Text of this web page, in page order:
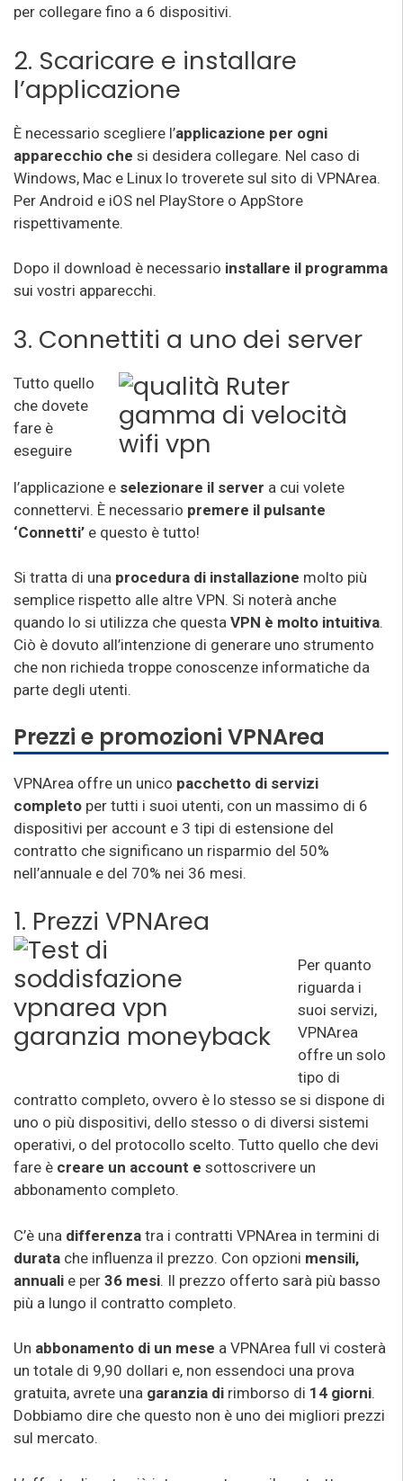
per collegare fino a 6 dispositivi.
2. Scaricare e installare
l’applicazione
È necessario scegliere l’applicazione per ogni
apparecchio che si desidera collegare. Nel caso di
Windows, Mac e Linux lo troverete sul sito di VPNArea.
Per Android e iOS nel PlayStore o AppStore
rispettivamente.
Dopo il download è necessario installare il programma
sui vostri apparecchi.
3. Connettiti a uno dei server
Tutto quello
che dovete
fare è
eseguire
l’applicazione e selezionare il server a cui volete
connettervi. È necessario premere il pulsante
‘Connetti’ e questo è tutto!
Si tratta di una procedura di installazione molto più
semplice rispetto alle altre VPN. Si noterà anche
quando lo si utilizza che questa VPN è molto intuitiva.
Ciò è dovuto all’intenzione di generare uno strumento
che non richieda troppe conoscenze informatiche da
parte degli utenti.
Prezzi e promozioni VPNArea
VPNArea offre un unico pacchetto di servizi
completo per tutti i suoi utenti, con un massimo di 6
dispositivi per account e 3 tipi di estensione del
contratto che significano un risparmio del 50%
nell’annuale e del 70% nei 36 mesi.
1. Prezzi VPNArea
Per quanto
riguarda i
suoi servizi,
VPNArea
offre un solo
tipo di
contratto completo, ovvero è lo stesso se si dispone di
uno o più dispositivi, dello stesso o di diversi sistemi
operativi, o del protocollo scelto. Tutto quello che devi
fare è creare un account e sottoscrivere un
abbonamento completo.
C’è una differenza tra i contratti VPNArea in termini di
durata che influenza il prezzo. Con opzioni mensili,
annuali e per 36 mesi. Il prezzo offerto sarà più basso
più a lungo il contratto completo.
Un abbonamento di un mese a VPNArea full vi costerà
un totale di 9,90 dollari e, non essendoci una prova
gratuita, avrete una garanzia di rimborso di 14 giorni.
Dobbiamo dire che questo non è uno dei migliori prezzi
sul mercato.